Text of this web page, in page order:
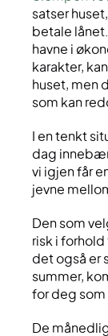
satser
betale
havne i
karakter,
huset, men
som kan
I en tenkt
dag
vi igjen får
jevne
Den som
risk i
det også er
summer,
for deg som
De